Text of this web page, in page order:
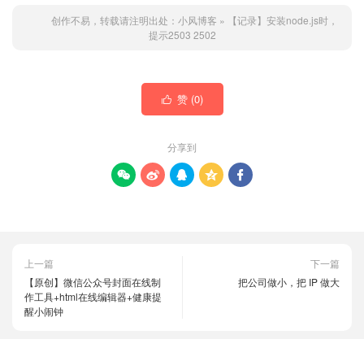
创作不易，转载请注明出处： 小风博客 »
【记录】安装node.js时，
提示2503 2502
 赞 (0)
分享到
    
上一篇
【原创】微信公众号封面在线制
作工具+html在线编辑器+健康提
醒小闹钟
下一篇
把公司做小，把 IP 做大